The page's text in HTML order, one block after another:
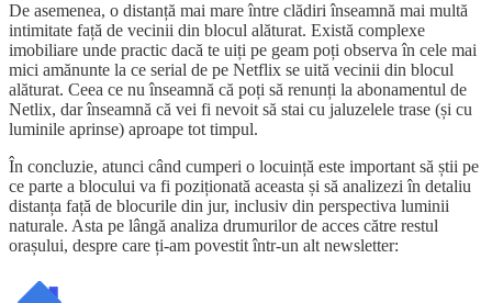
De asemenea, o distanță mai mare între clădiri înseamnă mai multă
intimitate față de vecinii din blocul alăturat. Există complexe
imobiliare unde practic dacă te uiți pe geam poți observa în cele mai
mici amănunte la ce serial de pe Netflix se uită vecinii din blocul
alăturat. Ceea ce nu înseamnă că poți să renunți la abonamentul de
Netlix, dar înseamnă că vei fi nevoit să stai cu jaluzelele trase (și cu
luminile aprinse) aproape tot timpul.
În concluzie, atunci când cumperi o locuință este important să știi pe
ce parte a blocului va fi poziționată aceasta și să analizezi în detaliu
distanța față de blocurile din jur, inclusiv din perspectiva luminii
naturale. Asta pe lângă analiza drumurilor de acces către restul
orașului, despre care ți-am povestit într-un alt newsletter: